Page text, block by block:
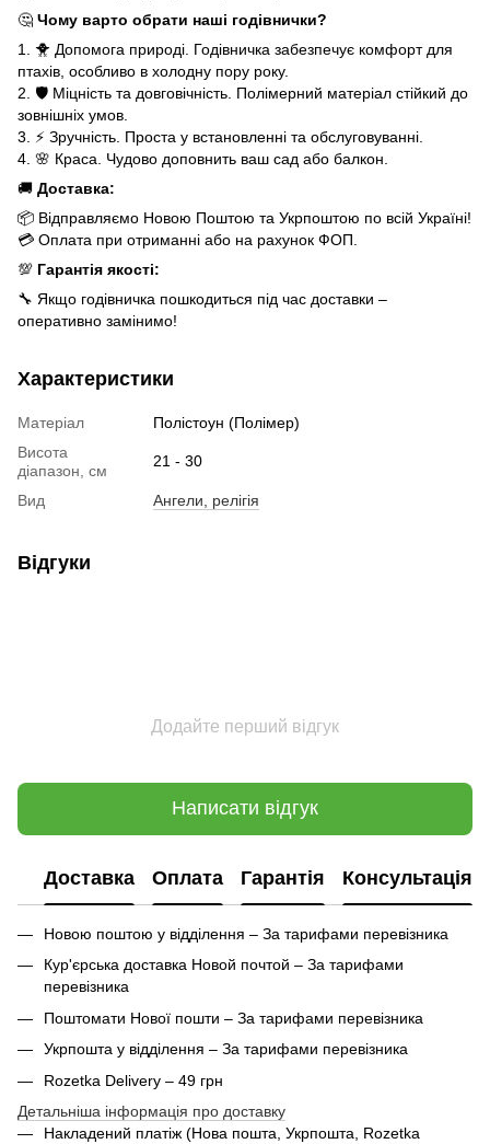
🤔 Чому варто обрати наші годівнички?
1. 🐥 Допомога природі. Годівничка забезпечує комфорт для
птахів, особливо в холодну пору року.
2. 🛡️ Міцність та довговічність. Полімерний матеріал стійкий до
зовнішніх умов.
3. ⚡ Зручність. Проста у встановленні та обслуговуванні.
4. 🌸 Краса. Чудово доповнить ваш сад або балкон.
🚚 Доставка:
📦 Відправляємо Новою Поштою та Укрпоштою по всій Україні!
💳 Оплата при отриманні або на рахунок ФОП.
💯 Гарантія якості:
🔧 Якщо годівничка пошкодиться під час доставки –
оперативно замінимо!
Характеристики
Матеріал
Полістоун (Полімер)
Висота
діапазон, см
21 - 30
Вид Ангели, релігія
Відгуки
Додайте перший відгук
Написати відгук
Доставка Оплата Гарантія Консультація
Новою поштою у відділення – За тарифами перевізника
Кур'єрська доставка Новой почтой – За тарифами
перевізника
Поштомати Нової пошти – За тарифами перевізника
Укрпошта у відділення – За тарифами перевізника
Rozetka Delivery – 49 грн
Детальніша інформація про доставку
Накладений платіж (Нова пошта, Укрпошта, Rozetka